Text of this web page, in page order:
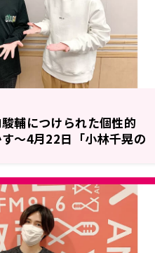
輔につけられた個性的
～4月22日「小林千晃の